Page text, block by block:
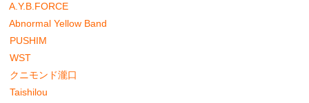
A.Y.B.FORCE
Abnormal Yellow Band
PUSHIM
WST
クニモンド瀧口
Taishilou